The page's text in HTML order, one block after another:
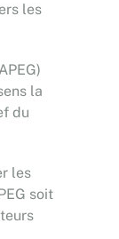
les
la
du
les
soit